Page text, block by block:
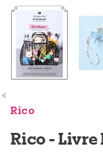
Rico
Rico -